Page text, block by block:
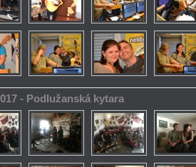
- Podlužanská kytara